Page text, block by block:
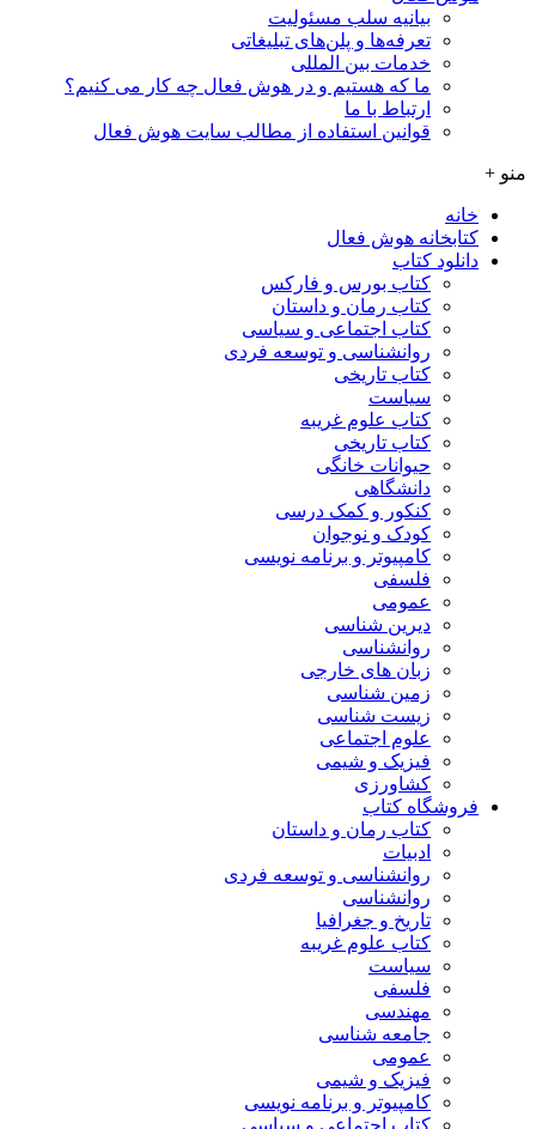
بیانیه سلب مسئولیت
تعرفه‌ها و پلن‌های تبلیغاتی
خدمات بین المللی
ما که هستیم و در هوش فعال چه کار می کنیم؟
ارتباط با ما
قوانین استفاده از مطالب سایت هوش فعال
منو +
خانه
کتابخانه هوش فعال
دانلود کتاب
کتاب بورس و فارکس
کتاب رمان و داستان
کتاب اجتماعی و سیاسی
روانشناسی و توسعه فردی
کتاب تاریخی
سیاست
کتاب علوم غریبه
کتاب تاریخی
حیوانات خانگی
دانشگاهی
کنکور و کمک‌ درسی
کودک و نوجوان
کامپیوتر و برنامه نویسی
فلسفی
عمومی
دیرین شناسی
روانشناسی
زبان های خارجی
زمین شناسی
زیست شناسی
علوم اجتماعی
فیزیک و شیمی
کشاورزی
فروشگاه کتاب
کتاب رمان و داستان
ادبیات
روانشناسی و توسعه فردی
روانشناسی
تاریخ و جغرافیا
کتاب علوم غریبه
سیاست
فلسفی
مهندسی
جامعه شناسی
عمومی
فیزیک و شیمی
کامپیوتر و برنامه نویسی
کتاب اجتماعی و سیاسی